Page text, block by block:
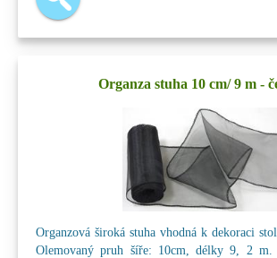
Organza stuha 10 cm/ 9 m -
Organzová široká stuha vhodná k dekoraci
Olemovaný pruh šíře: 10cm, délky 9, 2 m.